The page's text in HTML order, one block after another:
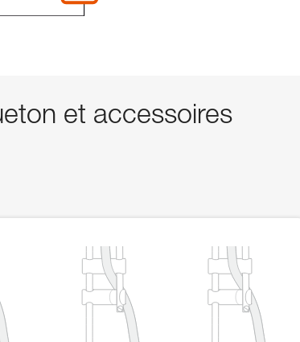
et accessoires